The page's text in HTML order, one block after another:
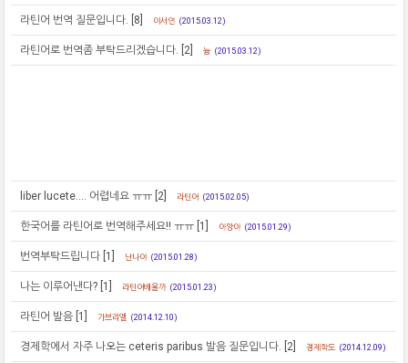
라틴어 번역 질문입니다. [8] 이서연 (2015.03.12)
라틴어로 번역좀 부탁드리겠습니다. [2] 늉 (2015.03.12)
liber lucete.... 어렵네요 ㅠㅠ [2] 라틴어 (2015.02.05)
한국어를 라틴어로 번역해주세요!! ㅠㅠ [1] 아앙아 (2015.01.29)
번역부탁드립니다 [1] 난나야 (2015.01.28)
나는 이루어낸다? [1] 라틴어배울까 (2015.01.23)
라틴어 발음 [1] 가브리엘 (2014.12.10)
경제학에서 자주 나오는 ceteris paribus 발음 질문입니다. [2] 경제학도 (2014.12.09)